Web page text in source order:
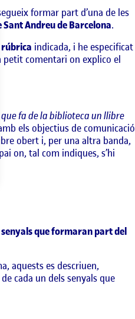
formar part d’una de les
Andreu de Barcelona.
rúbrica indicada, i he especificat
petit comentari on explico el
que fa de la biblioteca un llibre
els objectius de comunicació
obert i, per una altra banda,
on, tal com indiques, s’hi
que formaran part del
aquests es descriuen,
cada un dels senyals que